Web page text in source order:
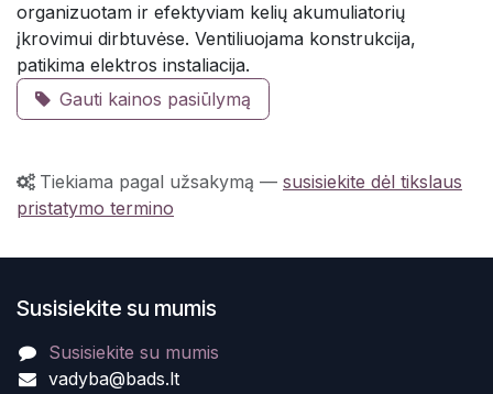
organizuotam ir efektyviam kelių akumuliatorių
įkrovimui dirbtuvėse. Ventiliuojama konstrukcija,
patikima elektros instaliacija.
Gauti kainos pasiūlymą
Tiekiama pagal užsakymą — susisiekite dėl tikslaus
pristatymo termino
Susisiekite su mumis
Susisiekite su mumis
vadyba@bads.lt